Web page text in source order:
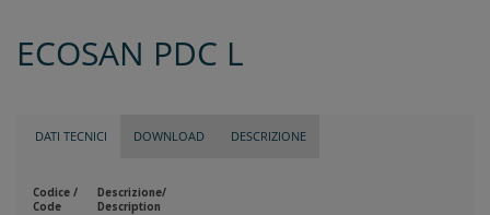
ECOSAN PDC L
DATI TECNICI DOWNLOAD DESCRIZIONE
Codice /
Code
Descrizione/
Description